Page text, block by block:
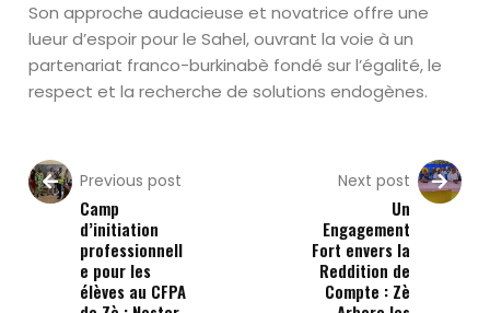
Son approche audacieuse et novatrice offre une
lueur d’espoir pour le Sahel, ouvrant la voie à un
partenariat franco-burkinabè fondé sur l’égalité, le
respect et la recherche de solutions endogènes.
Previous post
Camp
d’initiation
professionnell
e pour les
élèves au CFPA
Next post
Un
Engagement
Fort envers la
Reddition de
Compte : Zè